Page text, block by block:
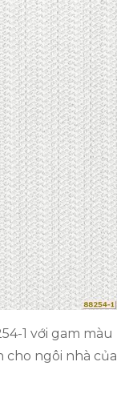
1 với gam màu
cho ngôi nhà của